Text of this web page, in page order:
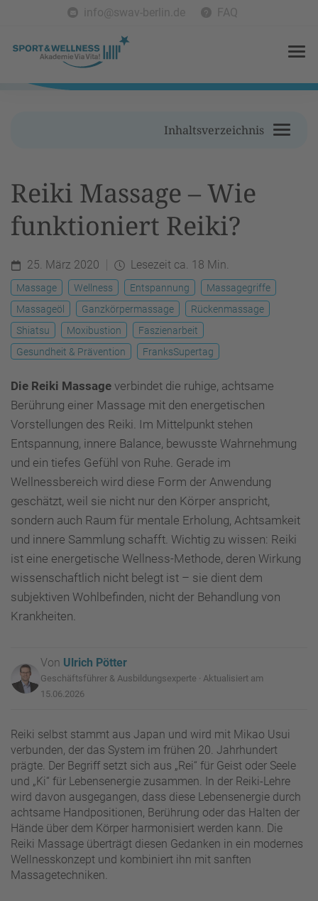
info@swav-berlin.de FAQ
Inhaltsverzeichnis
Reiki Massage – Wie
funktioniert Reiki?
25. März 2020 Lesezeit ca. 18 Min.
Massage Wellness Entspannung
Massagegriffe
Massageöl
Ganzkörpermassage
Rückenmassage
Shiatsu
Moxibustion
Faszienarbeit
Gesundheit & Prävention
FranksSupertag
Die Reiki Massage verbindet die ruhige, achtsame
Berührung einer Massage mit den energetischen
Vorstellungen des Reiki. Im Mittelpunkt stehen
Entspannung, innere Balance, bewusste Wahrnehmung
und ein tiefes Gefühl von Ruhe. Gerade im
Wellnessbereich wird diese Form der Anwendung
geschätzt, weil sie nicht nur den Körper anspricht,
sondern auch Raum für mentale Erholung, Achtsamkeit
und innere Sammlung schafft. Wichtig zu wissen: Reiki
ist eine energetische Wellness-Methode, deren Wirkung
wissenschaftlich nicht belegt ist – sie dient dem
subjektiven Wohlbefinden, nicht der Behandlung von
Krankheiten.
Von Ulrich Pötter
Geschäftsführer & Ausbildungsexperte · Aktualisiert am
15.06.2026
Reiki selbst stammt aus Japan und wird mit Mikao Usui
verbunden, der das System im frühen 20. Jahrhundert
prägte. Der Begriff setzt sich aus „Rei“ für Geist oder Seele
und „Ki“ für Lebensenergie zusammen. In der Reiki-Lehre
wird davon ausgegangen, dass diese Lebensenergie durch
achtsame Handpositionen, Berührung oder das Halten der
Hände über dem Körper harmonisiert werden kann. Die
Reiki Massage überträgt diesen Gedanken in ein modernes
Wellnesskonzept und kombiniert ihn mit sanften
Massagetechniken.